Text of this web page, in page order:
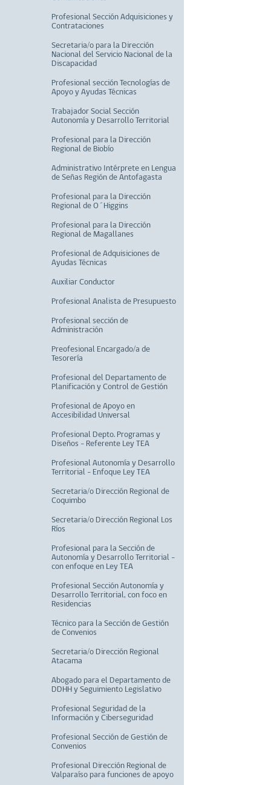
Profesional Sección Adquisiciones y
Contrataciones
Secretaria/o para la Dirección
Nacional del Servicio Nacional de la
Discapacidad
Profesional sección Tecnologías de
Apoyo y Ayudas Técnicas
Trabajador Social Sección
Autonomía y Desarrollo Territorial
Profesional para la Dirección
Regional de Biobío
Administrativo Intérprete en Lengua
de Señas Región de Antofagasta
Profesional para la Dirección
Regional de O´Higgins
Profesional para la Dirección
Regional de Magallanes
Profesional de Adquisiciones de
Ayudas Técnicas
Auxiliar Conductor
Profesional Analista de Presupuesto
Profesional sección de
Administración
Preofesional Encargado/a de
Tesorería
Profesional del Departamento de
Planificación y Control de Gestión
Profesional de Apoyo en
Accesibilidad Universal
Profesional Depto. Programas y
Diseños - Referente Ley TEA
Profesional Autonomía y Desarrollo
Territorial - Enfoque Ley TEA
Secretaria/o Dirección Regional de
Coquimbo
Secretaria/o Dirección Regional Los
Ríos
Profesional para la Sección de
Autonomía y Desarrollo Territorial –
con enfoque en Ley TEA
Profesional Sección Autonomía y
Desarrollo Territorial, con foco en
Residencias
Técnico para la Sección de Gestión
de Convenios
Secretaria/o Dirección Regional
Atacama
Abogado para el Departamento de
DDHH y Seguimiento Legislativo
Profesional Seguridad de la
Información y Ciberseguridad
Profesional Sección de Gestión de
Convenios
Profesional Dirección Regional de
Valparaíso para funciones de apoyo